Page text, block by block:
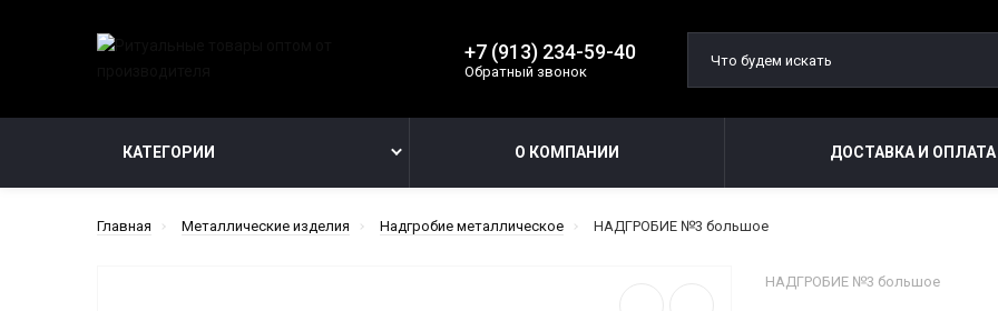
+7 (913) 234-59-40
Обратный звонок
КАТЕГОРИИ О КОМПАНИИ ДОСТАВКА И ОПЛАТА
Главная Металлические изделия Надгробие металлическое НАДГРОБИЕ №3 большое
НАДГРОБИЕ №3 большое